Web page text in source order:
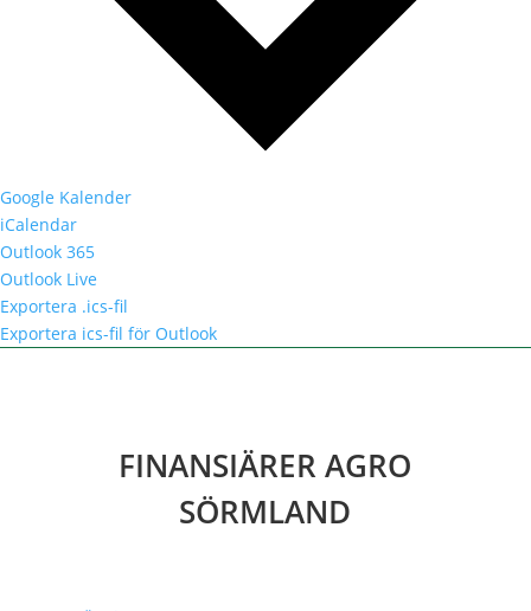
Google Kalender
iCalendar
Outlook 365
Outlook Live
Exportera .ics-fil
Exportera ics-fil för Outlook
FINANSIÄRER AGRO
SÖRMLAND